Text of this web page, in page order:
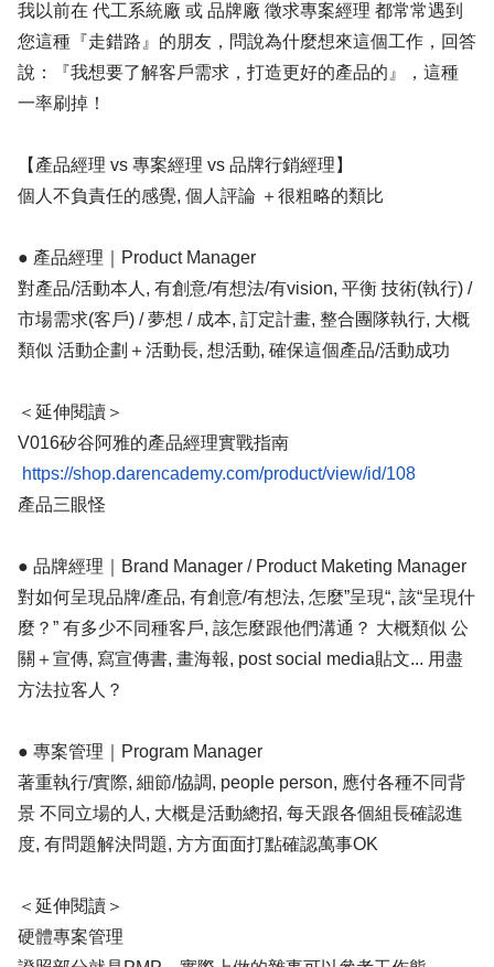
我以前在 代工系統廠 或 品牌廠 徵求專案經理 都常常遇到
您這種『走錯路』的朋友，問說為什麼想來這個工作，回答
說：『我想要了解客戶需求，打造更好的產品的』，這種
一率刷掉！
【產品經理 vs 專案經理 vs 品牌行銷經理】
個人不負責任的感覺, 個人評論 ＋很粗略的類比
● 產品經理｜Product Manager
對產品/活動本人, 有創意/有想法/有vision, 平衡 技術(執行) /
市場需求(客戶) / 夢想 / 成本, 訂定計畫, 整合團隊執行, 大概
類似 活動企劃＋活動長, 想活動, 確保這個產品/活動成功
＜延伸閱讀＞
V016矽谷阿雅的產品經理實戰指南
https://shop.darencademy.com/product/view/id/108
產品三眼怪
● 品牌經理｜Brand Manager / Product Maketing Manager
對如何呈現品牌/產品, 有創意/有想法, 怎麼”呈現“, 該“呈現什
麼？” 有多少不同種客戶, 該怎麼跟他們溝通？ 大概類似 公
關＋宣傳, 寫宣傳書, 畫海報, post social media貼文... 用盡
方法拉客人？
● 專案管理｜Program Manager
著重執行/實際, 細節/協調, people person, 應付各種不同背
景 不同立場的人, 大概是活動總招, 每天跟各個組長確認進
度, 有問題解決問題, 方方面面打點確認萬事OK
＜延伸閱讀＞
硬體專案管理